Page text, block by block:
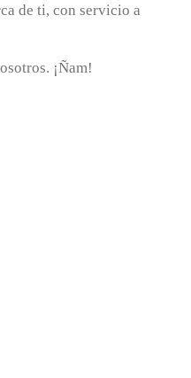
de ti, con servicio a
¡Ñam!